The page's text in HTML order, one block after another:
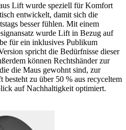
Lift wurde speziell für Komfort
entwickelt, damit sich die
besser fühlen. Mit einem
wurde Lift in Bezug auf
für ein inklusives Publikum
spricht die Bedürfnisse dieser
können Rechtshänder zur
die Maus gewohnt sind, zur
zu über 50 % aus recyceltem
auf Nachhaltigkeit optimiert.